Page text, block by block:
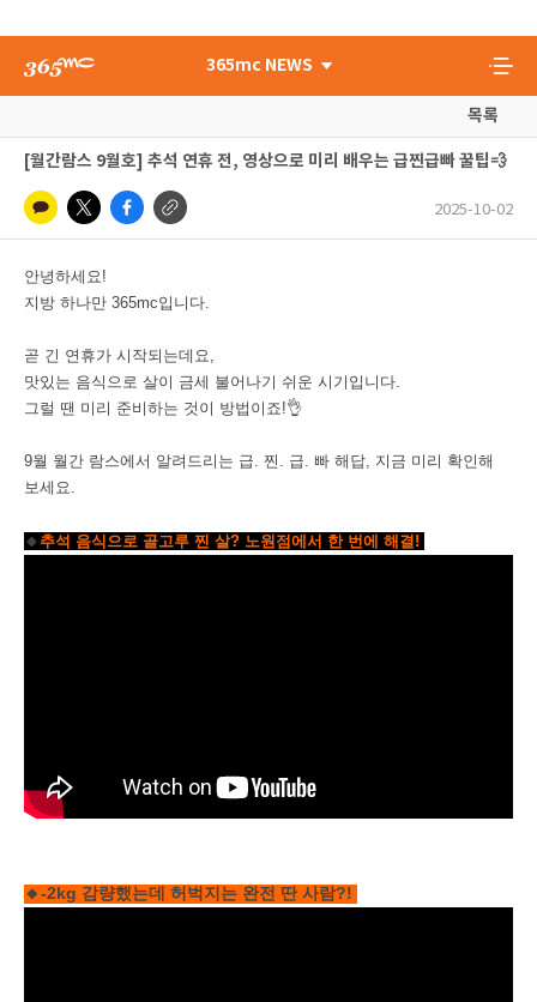
365mc NEWS
목록
[월간람스 9월호] 추석 연휴 전, 영상으로 미리 배우는 급찐급빠 꿀팁💨
2025-10-02
안녕하세요!
지방 하나만 365mc입니다.
곧 긴 연휴가 시작되는데요,
맛있는 음식으로 살이 금세 불어나기 쉬운 시기입니다.
그럴 땐 미리 준비하는 것이 방법이죠!👌
9월 월간 람스에서 알려드리는 급. 찐. 급. 빠 해답, 지금 미리 확인해
보세요.
🔸 추석 음식으로 골고루 찐 살? 노원점에서 한 번에 해결!
🔸-2kg 감량했는데 허벅지는 완전 딴 사람?!